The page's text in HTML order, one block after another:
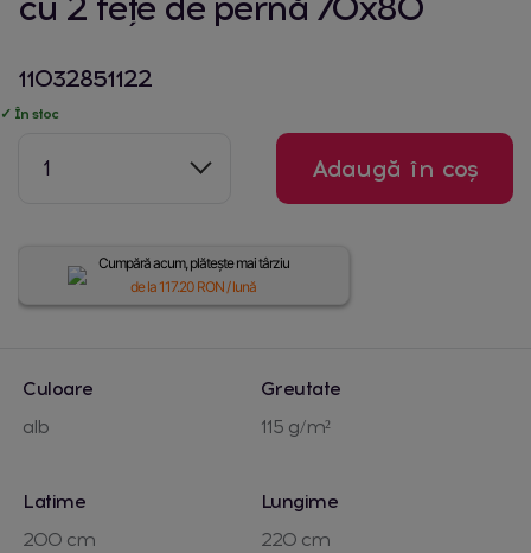
11032851122
✓ În stoc
1 Adaugă în coș
Cumpără acum, plătește mai târziu
de la117.20 RON / lună
Culoare
alb
Greutate
115 g/m²
Latime
200 cm
Lungime
220 cm